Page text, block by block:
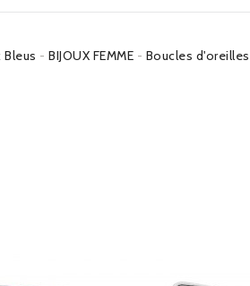
Bleus BIJOUX FEMME Boucles